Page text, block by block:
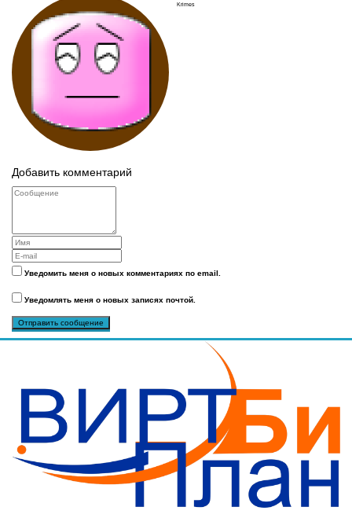
Krimes
Добавить комментарий
Уведомить меня о новых комментариях по email.
Уведомлять меня о новых записях почтой.